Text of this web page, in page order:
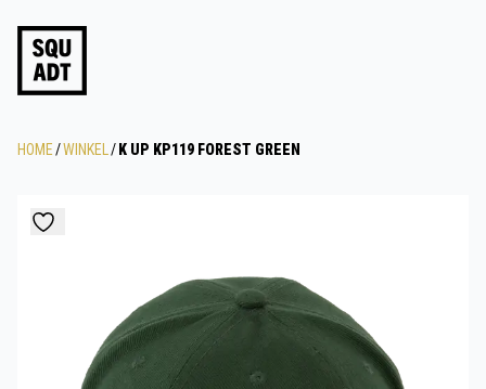
HOME/WINKEL / K UP KP119 FOREST GREEN